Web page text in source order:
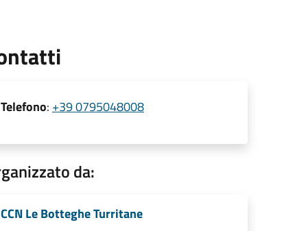
Telefono: +39 0795048008
da:
CCN Le Botteghe Turritane